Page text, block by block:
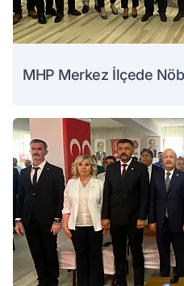
MHP Merkez İlçede